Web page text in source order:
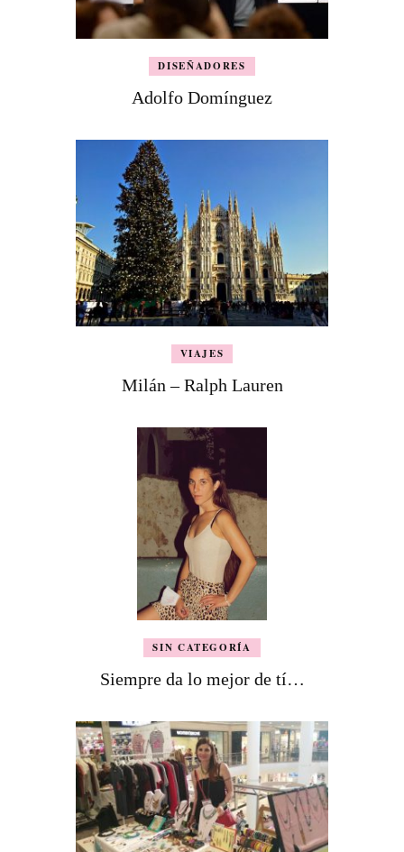
DISEÑADORES
Adolfo Domínguez
VIAJES
Milán – Ralph Lauren
SIN CATEGORÍA
Siempre da lo mejor de tí…